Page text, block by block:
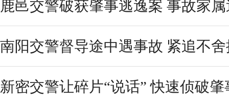
鹿邑交警破获肇事逃逸案 事故家
南阳交警督导途中遇事故 紧追不
新密交警让碎片“说话” 快速侦破